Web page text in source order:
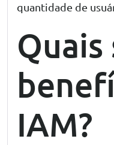
quantidade de
Quais
IAM?